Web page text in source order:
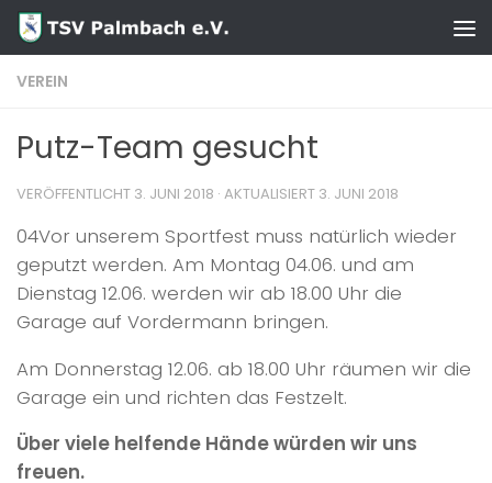
Zum Inhalt springen
VEREIN
Putz-Team gesucht
VERÖFFENTLICHT 3. JUNI 2018 · AKTUALISIERT 3. JUNI 2018
04Vor unserem Sportfest muss natürlich wieder
geputzt werden. Am Montag 04.06. und am
Dienstag 12.06. werden wir ab 18.00 Uhr die
Garage auf Vordermann bringen.
Am Donnerstag 12.06. ab 18.00 Uhr räumen wir die
Garage ein und richten das Festzelt.
Über viele helfende Hände würden wir uns
freuen.